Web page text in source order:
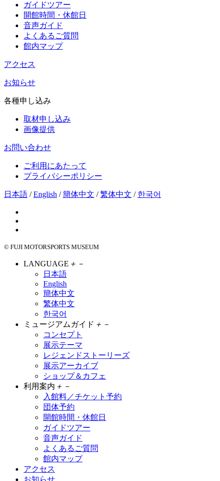
ガイドツアー
開館時間・休館日
音声ガイド
よくあるご質問
館内マップ
アクセス
お知らせ
各種申し込み
取材申し込み
画像提供
お問い合わせ
ご利用にあたって
プライバシーポリシー
日本語 /English /簡体中文 /繁体中文 / 한국어
© FUJI MOTORSPORTS MUSEUM
LANGUAGE ＋ －
日本語
English
簡体中文
繁体中文
한국어
ミュージアムガイド ＋ －
コンセプト
展示テーマ
レジェンドストーリーズ
展示アーカイブ
ショップ＆カフェ
利用案内 ＋ －
入館料／チケット予約
団体予約
開館時間・休館日
ガイドツアー
音声ガイド
よくあるご質問
館内マップ
アクセス